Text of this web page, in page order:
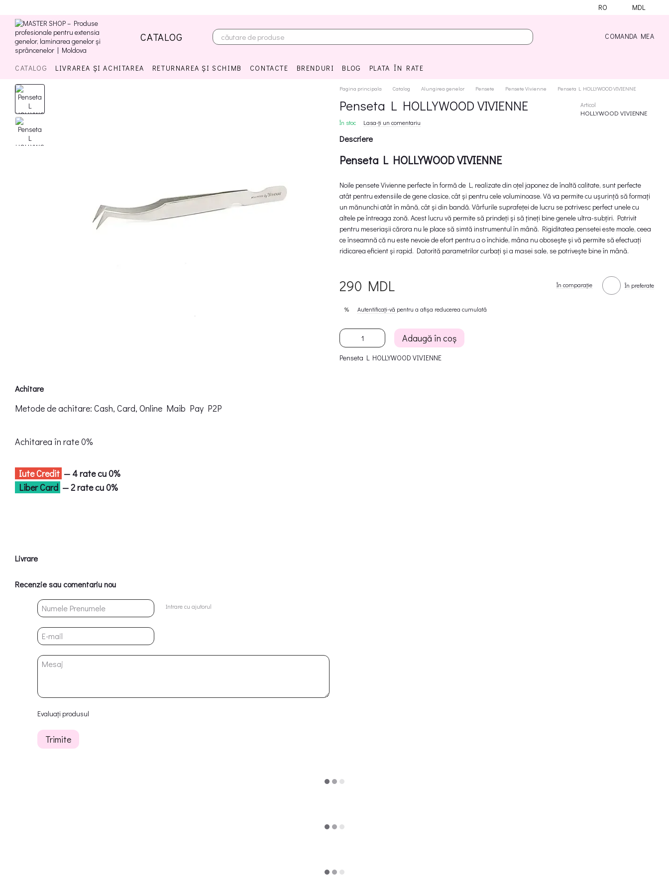
RO MDL
CATALOG COMANDA MEA
CATALOG LIVRAREA ȘI ACHITAREA RETURNAREA ȘI SCHIMB CONTACTE BRENDURI BLOG PLATA ÎN RATE
Achitare
Metode de achitare: Cash, Card, Online Maib Pay P2P
Achitarea în rate 0%
Iute Credit — 4 rate cu 0%
Liber Card — 2 rate cu 0%
Livrare
Recenzie sau comentariu nou
Intrare cu ajutorul
Evaluați produsul
Trimite
Pagina principala Catalog Alungirea genelor Pensete Pensete Vivienne Penseta L HOLLYWOOD VIVIENNE
Penseta L HOLLYWOOD VIVIENNE Articol
HOLLYWOOD VIVIENNE
În stoc Lasa-ți un comentariu
Descriere
Penseta L HOLLYWOOD VIVIENNE
Noile pensete Vivienne perfecte în formă de L, realizate din oțel japonez de înaltă calitate, sunt perfecte
atât pentru extensiile de gene clasice, cât și pentru cele voluminoase. Vă va permite cu ușurință să formați
un mănunchi atât în ​​mână, cât și din bandă. Vârfurile suprafeței de lucru se potrivesc perfect unele cu
altele pe întreaga zonă. Acest lucru vă permite să prindeți și să țineți bine genele ultra-subțiri. Potrivit
pentru meseriașii cărora nu le place să simtă instrumentul în mână. Rigiditatea pensetei este moale, ceea
ce înseamnă că nu este nevoie de efort pentru a o închide, mâna nu obosește și vă permite să efectuați
ridicarea eficient și rapid. Datorită parametrilor curbați și a masei sale, se potrivește bine în mână.
290 MDL În comparație În preferate
% Autentificați-vă pentru a afișa reducerea cumulată
Adaugă în coș
Penseta L HOLLYWOOD VIVIENNE